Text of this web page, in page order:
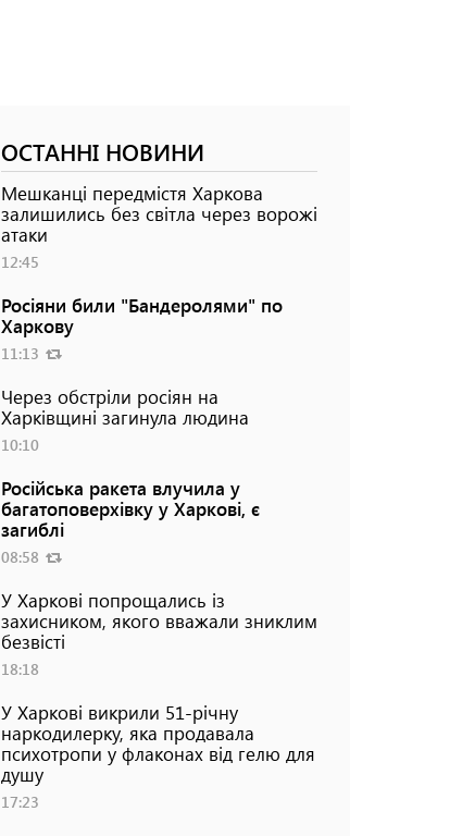
ОСТАННІ НОВИНИ
Мешканці передмістя Харкова
залишились без світла через ворожі
атаки
12:45
Росіяни били "Бандеролями" по
Харкову
11:13
Через обстріли росіян на
Харківщині загинула людина
10:10
Російська ракета влучила у
багатоповерхівку у Харкові, є
загиблі
08:58
У Харкові попрощались із
захисником, якого вважали зниклим
безвісті
18:18
У Харкові викрили 51-річну
наркодилерку, яка продавала
психотропи у флаконах від гелю для
душу
17:23